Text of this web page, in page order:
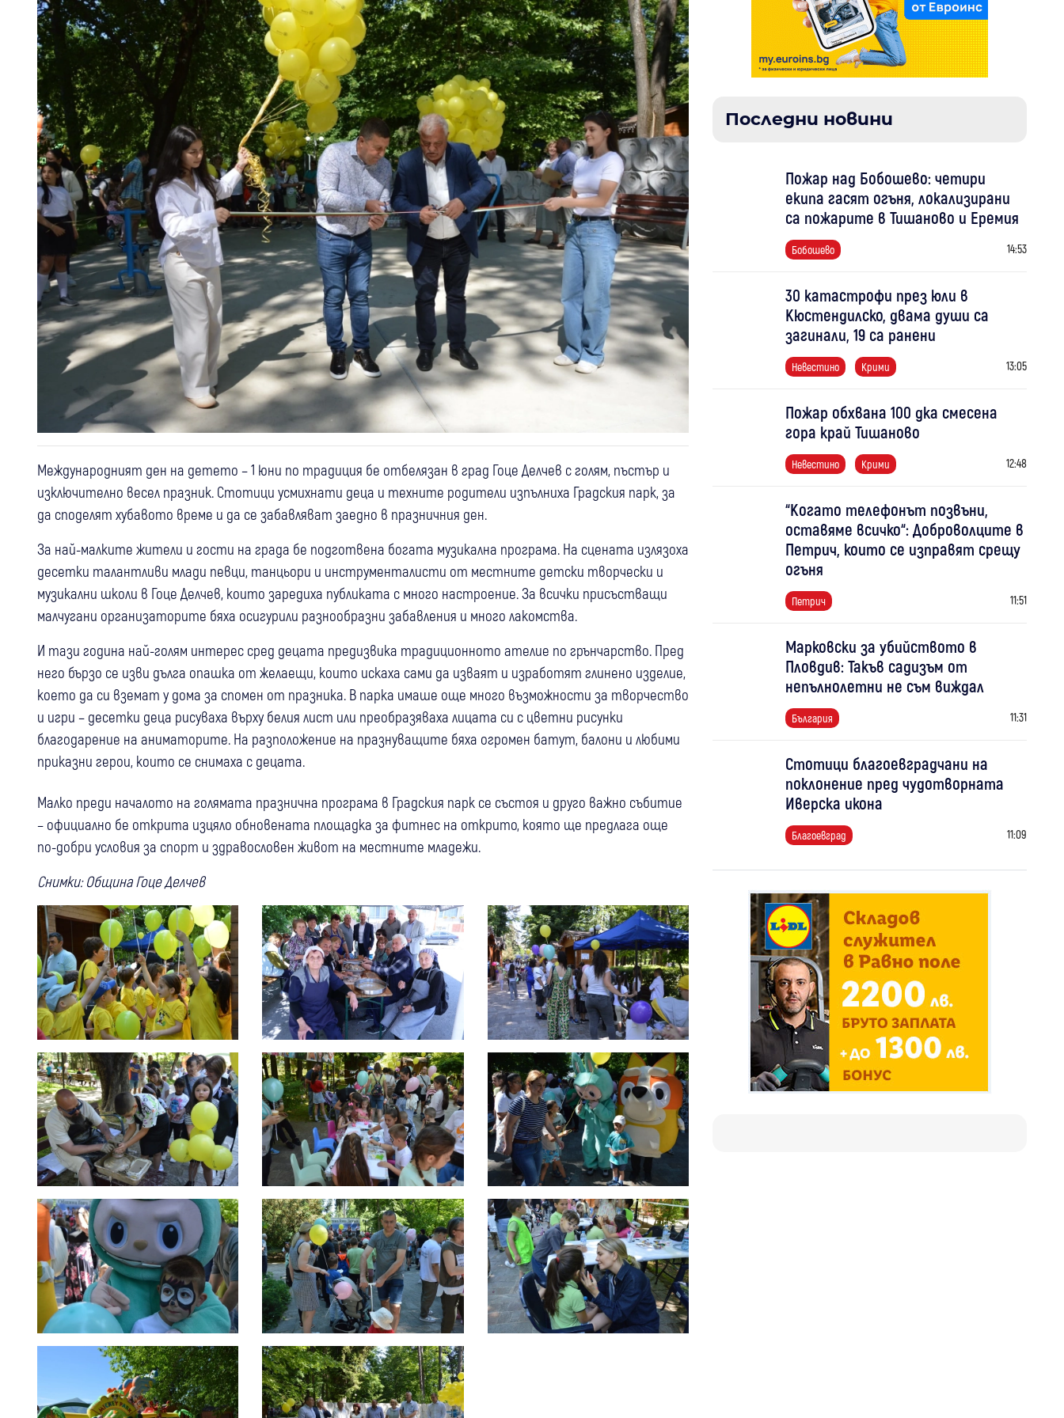
Международният ден на детето – 1 юни по традиция бе отбелязан в град Гоце Делчев с голям, пъстър и
изключително весел празник. Стотици усмихнати деца и техните родители изпълниха Градския парк, за
да споделят хубавото време и да се забавляват заедно в празничния ден.
За най-малките жители и гости на града бе подготвена богата музикална програма. На сцената излязоха
десетки талантливи млади певци, танцьори и инструменталисти от местните детски творчески и
музикални школи в Гоце Делчев, които заредиха публиката с много настроение. За всички присъстващи
малчугани организаторите бяха осигурили разнообразни забавления и много лакомства.
И тази година най-голям интерес сред децата предизвика традиционното ателие по грънчарство. Пред
него бързо се изви дълга опашка от желаещи, които искаха сами да изваят и изработят глинено изделие,
което да си вземат у дома за спомен от празника. В парка имаше още много възможности за творчество
и игри – десетки деца рисуваха върху белия лист или преобразяваха лицата си с цветни рисунки
благодарение на аниматорите. На разположение на празнуващите бяха огромен батут, балони и любими
приказни герои, които се снимаха с децата.
Малко преди началото на голямата празнична програма в Градския парк се състоя и друго важно събитие
– официално бе открита изцяло обновената площадка за фитнес на открито, която ще предлага още
по-добри условия за спорт и здравословен живот на местните младежи.
Снимки: Община Гоце Делчев
Последни новини
Пожар над Бобошево: четири
екипа гасят огъня, локализирани
са пожарите в Тишаново и Еремия
Бобошево 14:53
30 катастрофи през юли в
Кюстендилско, двама души са
загинали, 19 са ранени
Невестино Крими 13:05
Пожар обхвана 100 дка смесена
гора край Тишаново
Невестино Крими 12:48
“Когато телефонът позвъни,
оставяме всичко“: Доброволците в
Петрич, които се изправят срещу
огъня
Петрич 11:51
Марковски за убийството в
Пловдив: Такъв садизъм от
непълнолетни не съм виждал
България 11:31
Стотици благоевградчани на
поклонение пред чудотворната
Иверска икона
Благоевград 11:09